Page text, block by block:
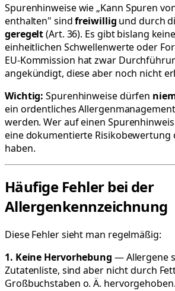
Spurenhinweise wie „Kann Spuren
enthalten" sindfreiwillig und durch
geregelt(Art. 36). Es gibt bislang
einheitlichen Schwellenwerte oder
EU-Kommission hat zwar
angekündigt, diese aber noch nicht
Wichtig: Spurenhinweise dürfen
ein ordentliches
werden. Wer auf einen
eine dokumentierte
haben.
Häufige Fehler bei der
Allergenkennzeichnung
Diese Fehler sieht man regelmäßig:
1. Keine Hervorhebung — Allergene
Zutatenliste, sind aber nicht durch
Großbuchstaben o. Ä. hervorgehoben.